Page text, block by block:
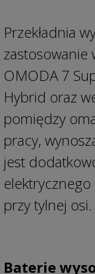
Przekładnia
zastosowanie
OMODA 7
Hybrid oraz
pomiędzy
pracy,
jest
przy tylnej osi.
Baterie